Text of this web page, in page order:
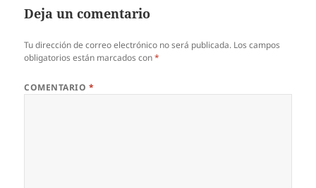
Deja un comentario
Tu dirección de correo electrónico no será publicada. Los campos
obligatorios están marcados con*
COMENTARIO *